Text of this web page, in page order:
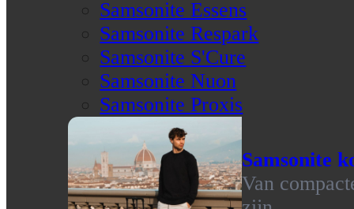
Samsonite Essens
Samsonite Respark
Samsonite S'Cure
Samsonite Nuon
Samsonite Proxis
Samsonite
Van